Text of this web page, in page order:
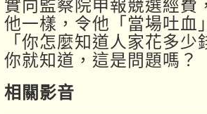
實向監察院申報競選經費
他一樣，令他「當場吐血
「你怎麼知道人家花多
你就知道，這是問題嗎？
相關影音